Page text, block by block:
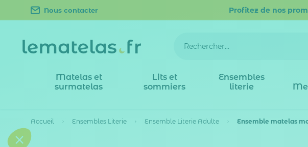
Nous contacter Profitez de nos
Matelas et
surmatelas
Lits et
sommiers
Ensembles
literie
Accueil Ensembles Literie Ensemble Literie Adulte Ensemble matelas